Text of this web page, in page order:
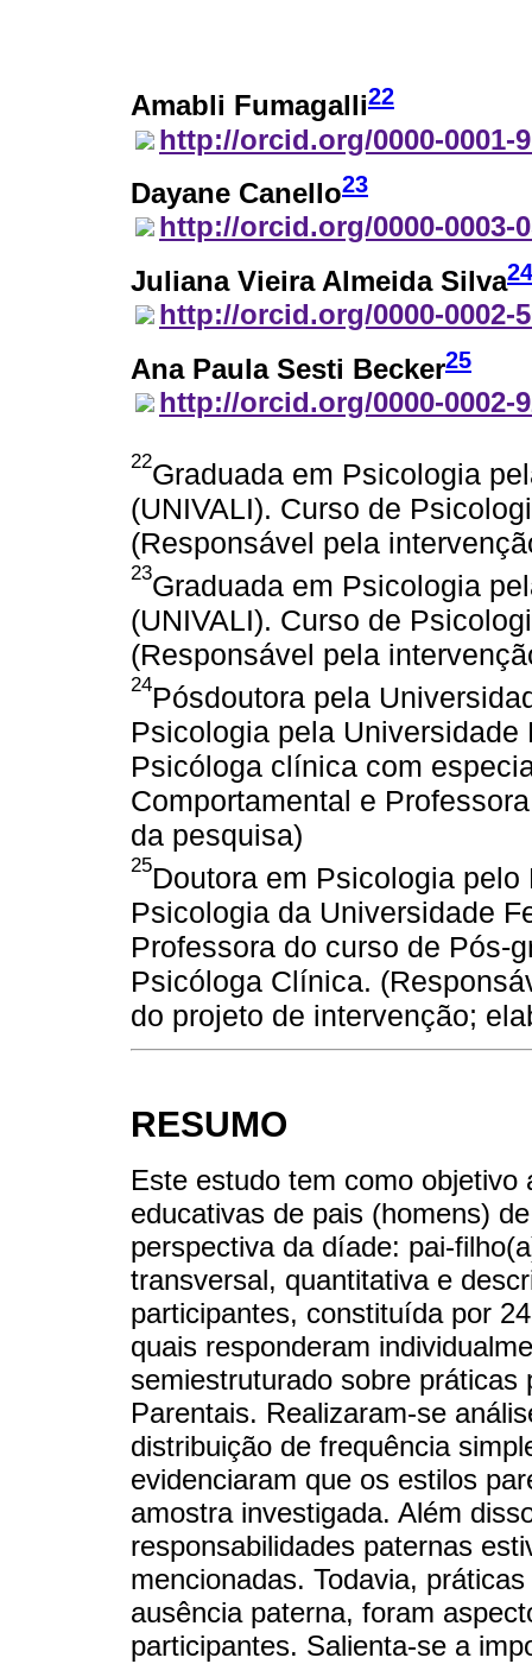
Amabli Fumagalli22
http://orcid.org/0000-0001-
Dayane Canello23
http://orcid.org/0000-0003-
Juliana Vieira Almeida Silva24
http://orcid.org/0000-0002-
Ana Paula Sesti Becker25
http://orcid.org/0000-0002-
22Graduada em Psicologia
(UNIVALI). Curso de
(Responsável pela
23Graduada em Psicologia
(UNIVALI). Curso de
(Responsável pela
24Pósdoutora pela
Psicologia pela Universidade
Psicóloga clínica com
Comportamental e
da pesquisa)
25Doutora em Psicologia
Psicologia da Universidade
Professora do curso de Pós-
Psicóloga Clínica.
do projeto de intervenção;
RESUMO
Este estudo tem como
educativas de pais (homens)
perspectiva da díade: pai-
transversal, quantitativa e
participantes, constituída por
quais responderam
semiestruturado sobre
Parentais. Realizaram-se
distribuição de frequência
evidenciaram que os estilos
amostra investigada. Além
responsabilidades paternas
mencionadas. Todavia,
ausência paterna, foram
participantes. Salienta-se a